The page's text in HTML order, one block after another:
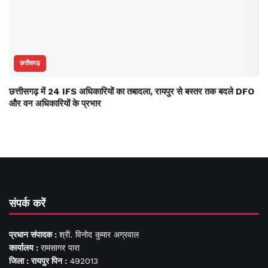
छत्तीसगढ़
छत्तीसगढ़ में 24 IFS अधिकारियों का तबादला, रायपुर से बस्तर तक बदले DFO
और वन अधिकारियों के प्रभार
संपर्क करें
प्रधान संपादक : श्री. विनोद कुमार अग्रवाल
कार्यालय : रामसागर पारा
जिला : रायपुर पिन : 492013